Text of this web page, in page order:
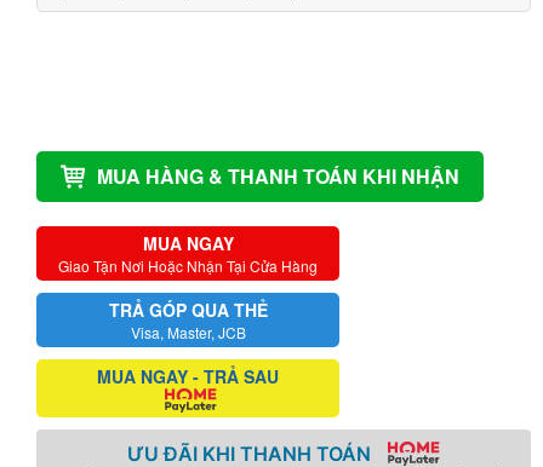
MUA HÀNG & THANH TOÁN KHI NHẬN
MUA NGAY
Giao Tận Nơi Hoặc Nhận Tại Cửa Hàng
TRẢ GÓP QUA THẺ
Visa, Master, JCB
MUA NGAY - TRẢ SAU
ƯU ĐÃI KHI THANH TOÁN